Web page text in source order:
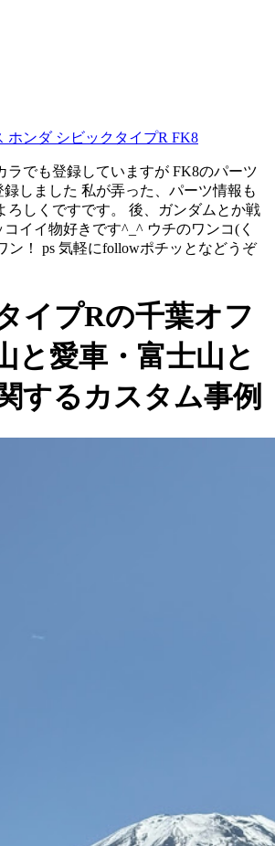
ホンダ シビックタイプR FK8
ラでも登録していますが FK8のパーツ
しました 私が弄った、パーツ情報も
ろしくですです。 後、ガンダムとか戦
イイ物好きです^_^ ウチのワンコ(く
ン！ ps 気軽にfollowポチッとなどうぞ
イプRの千葉オフ
と愛車・富士山と
するカスタム事例